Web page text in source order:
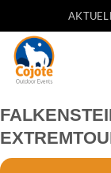
Inhalt
springen